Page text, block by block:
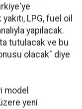
LPG, fuel oil
yapılacak.
tutulacak ve bu
olacak" diye
model
yeni